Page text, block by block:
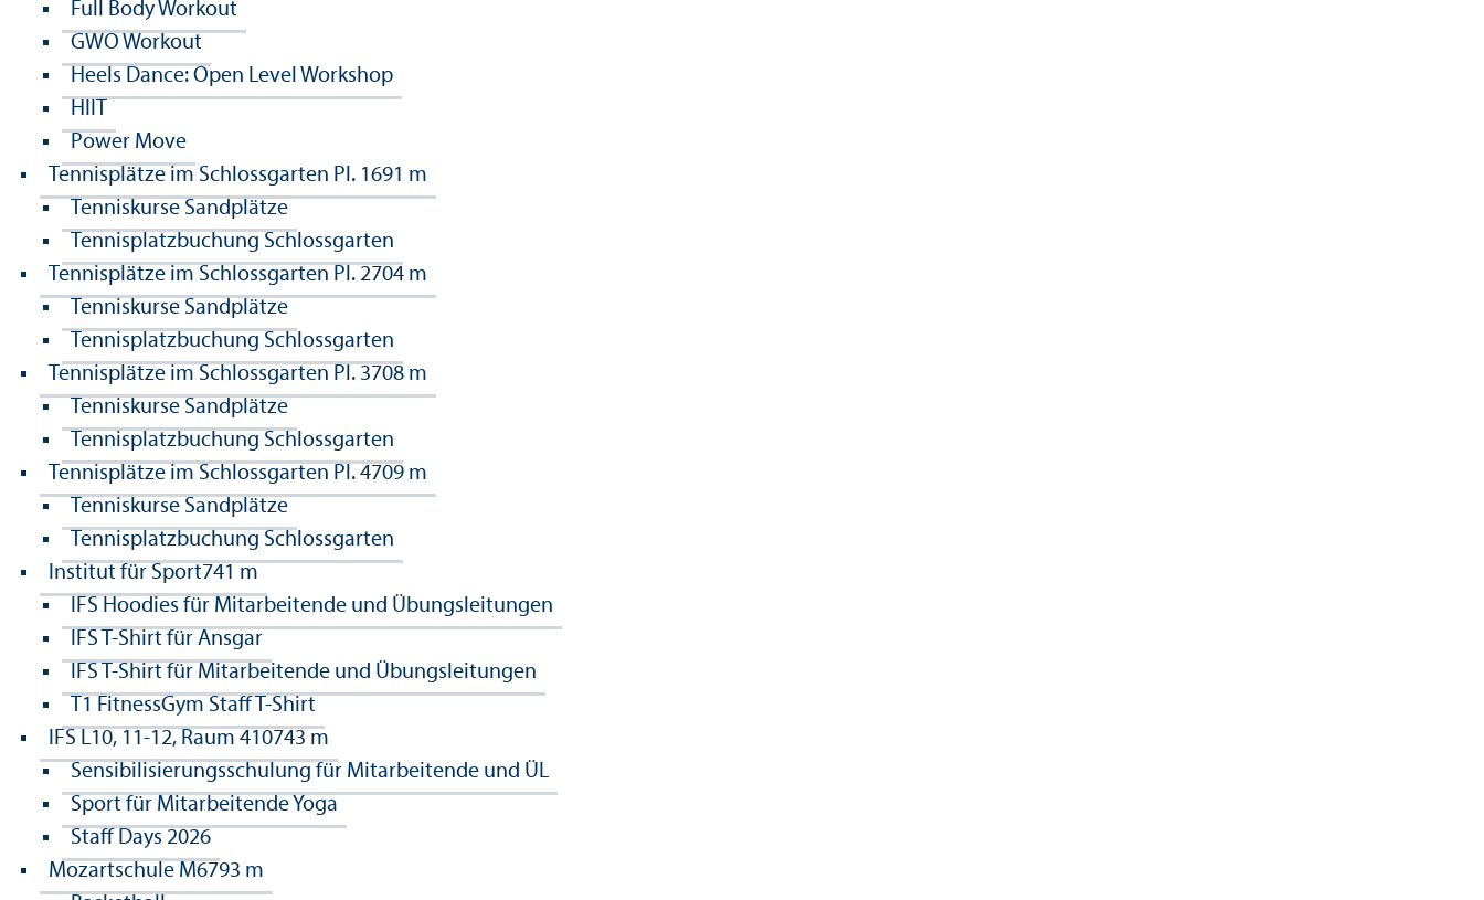
Full Body Workout
GWO Workout
Heels Dance: Open Level Workshop
HIIT
Power Move
Tennisplätze im Schlossgarten Pl. 1 691 m
Tenniskurse Sandplätze
Tennisplatzbuchung Schlossgarten
Tennisplätze im Schlossgarten Pl. 2704 m
Tenniskurse Sandplätze
Tennisplatzbuchung Schlossgarten
Tennisplätze im Schlossgarten Pl. 3708 m
Tenniskurse Sandplätze
Tennisplatzbuchung Schlossgarten
Tennisplätze im Schlossgarten Pl. 4709 m
Tenniskurse Sandplätze
Tennisplatzbuchung Schlossgarten
Institut für Sport741 m
IFS Hoodies für Mitarbeitende und Übungsleitungen
IFS T-Shirt für Ansgar
IFS T-Shirt für Mitarbeitende und Übungsleitungen
T1 FitnessGym Staff T-Shirt
IFS L10, 11-12, Raum 410743 m
Sensibilisierungsschulung für Mitarbeitende und ÜL
Sport für Mitarbeitende Yoga
Staff Days 2026
Mozartschule M6793 m